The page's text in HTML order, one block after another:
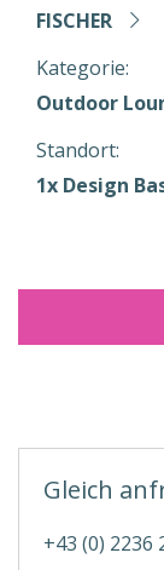
FISCHER
Kategorie:
Outdoor
Standort:
1x Design
Gleich
+43 (0) 2236